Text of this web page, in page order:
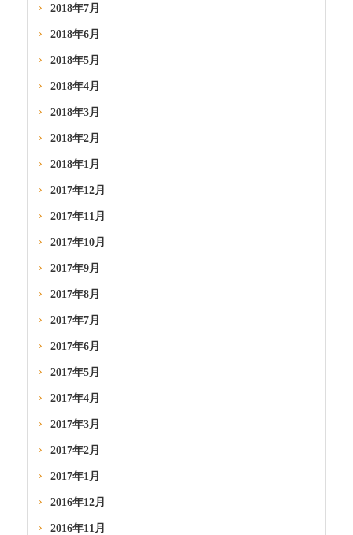
2018年7月
2018年6月
2018年5月
2018年4月
2018年3月
2018年2月
2018年1月
2017年12月
2017年11月
2017年10月
2017年9月
2017年8月
2017年7月
2017年6月
2017年5月
2017年4月
2017年3月
2017年2月
2017年1月
2016年12月
2016年11月